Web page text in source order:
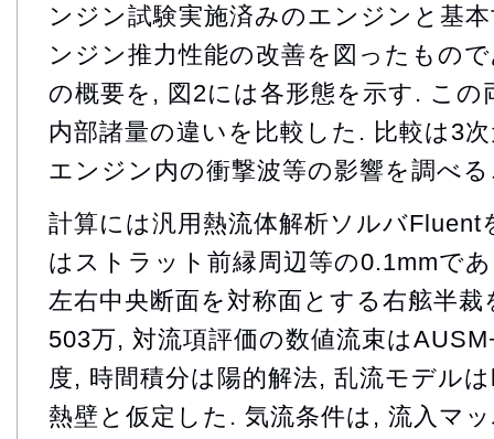
ンジン試験実施済みのエンジンと基
ンジン推力性能の改善を図ったもの
の概要を, 図2には各形態を示す. こ
内部諸量の違いを比較した. 比較は3
エンジン内の衝撃波等の影響を調べ
計算には汎用熱流体解析ソルバFluent
はストラット前縁周辺等の0.1mmで
左右中央断面を対称面とする右舷半
503万, 対流項評価の数値流束は
度, 時間積分は陽的解法, 乱流モデル
熱壁と仮定した. 気流条件は, 流入マ